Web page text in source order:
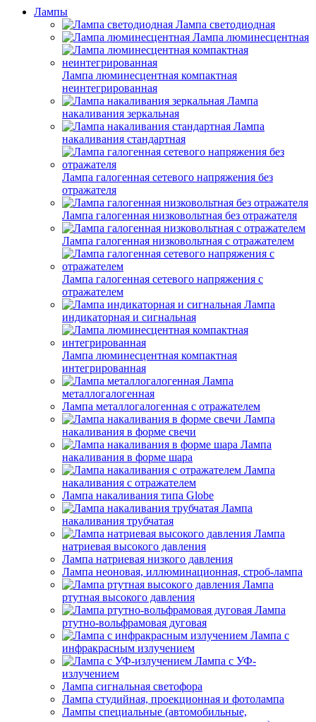
Лампы
Лампа светодиодная
Лампа люминесцентная
Лампа люминесцентная компактная
неинтегрированная
Лампа
накаливания зеркальная
Лампа
накаливания стандартная
Лампа галогенная сетевого напряжения без
отражателя
Лампа галогенная низковольтная без отражателя
Лампа галогенная низковольтная с отражателем
Лампа галогенная сетевого напряжения с
отражателем
Лампа
индикаторная и сигнальная
Лампа люминесцентная компактная
интегрированная
Лампа
металлогалогенная
Лампа металлогалогенная с отражателем
Лампа
накаливания в форме свечи
Лампа
накаливания в форме шара
Лампа
накаливания с отражателем
Лампа накаливания типа Globe
Лампа
накаливания трубчатая
Лампа
натриевая высокого давления
Лампа натриевая низкого давления
Лампа неоновая, иллюминационная, строб-лампа
Лампа
ртутная высокого давления
Лампа
ртутно-вольфрамовая дуговая
Лампа с
инфракрасным излучением
Лампа с УФ-
излучением
Лампа сигнальная светофора
Лампа студийная, проекционная и фотолампа
Лампы специальные (автомобильные,